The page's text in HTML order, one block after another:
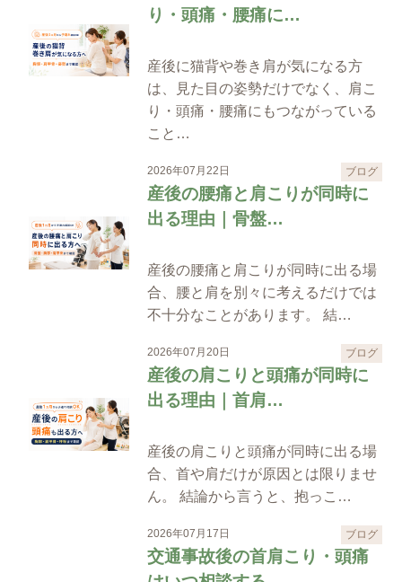
り・頭痛・腰痛に…
産後に猫背や巻き肩が気になる方
は、見た目の姿勢だけでなく、肩こ
り・頭痛・腰痛にもつながっている
こと…
2026年07月22日 ブログ
産後の腰痛と肩こりが同時に
出る理由｜骨盤…
産後の腰痛と肩こりが同時に出る場
合、腰と肩を別々に考えるだけでは
不十分なことがあります。 結…
2026年07月20日 ブログ
産後の肩こりと頭痛が同時に
出る理由｜首肩…
産後の肩こりと頭痛が同時に出る場
合、首や肩だけが原因とは限りませ
ん。 結論から言うと、抱っこ…
2026年07月17日 ブログ
交通事故後の首肩こり・頭痛